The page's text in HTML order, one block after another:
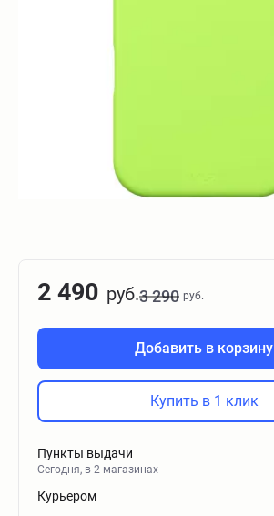
2 490 руб.3 290 руб.
Добавить в корзину
Купить в 1 клик
Пункты выдачи
Сегодня, в 2 магазинах
Курьером